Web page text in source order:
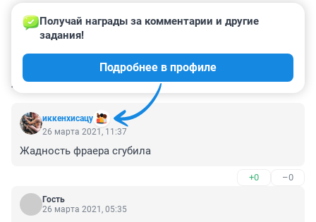
КОММЕНТАРИИ 69
иккенхисацу
Получай награды за комментарии и другие
задания!
Подробнее в профиле
26 марта 2021, 11:37
Жадность фраера сгубила
+0 –0
Гость
26 марта 2021, 05:35